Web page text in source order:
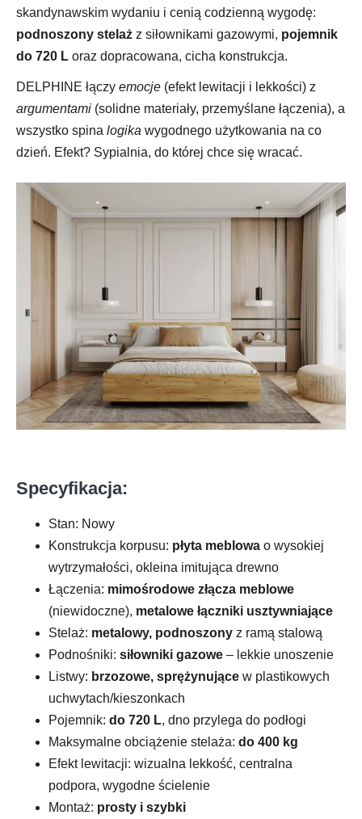
skandynawskim wydaniu i cenią codzienną wygodę:
podnoszony stelaż z siłownikami gazowymi, pojemnik
do 720 L oraz dopracowana, cicha konstrukcja.
DELPHINE łączy emocje (efekt lewitacji i lekkości) z
argumentami (solidne materiały, przemyślane łączenia), a
wszystko spina logika wygodnego użytkowania na co
dzień. Efekt? Sypialnia, do której chce się wracać.
Specyfikacja:
Stan: Nowy
Konstrukcja korpusu: płyta meblowa o wysokiej
wytrzymałości, okleina imitująca drewno
Łączenia: mimośrodowe złącza meblowe
(niewidoczne), metalowe łączniki usztywniające
Stelaż: metalowy, podnoszony z ramą stalową
Podnośniki: siłowniki gazowe – lekkie unoszenie
Listwy: brzozowe, sprężynujące w plastikowych
uchwytach/kieszonkach
Pojemnik: do 720 L, dno przylega do podłogi
Maksymalne obciążenie stelaża: do 400 kg
Efekt lewitacji: wizualna lekkość, centralna
podpora, wygodne ścielenie
Montaż: prosty i szybki